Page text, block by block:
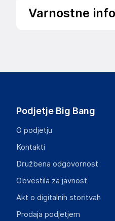
Varnostne
geral@bighub.store
Gospodarski subjekt s
21003
Spain
Podjetje Big Bang
O podjetju
Kontakti
Družbena odgovornost
Obvestila za javnost
Akt o digitalnih storitvah
Prodaja podjetjem